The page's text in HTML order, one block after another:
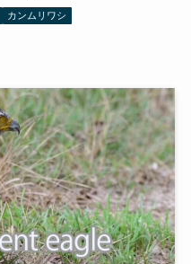
カンムリワシ